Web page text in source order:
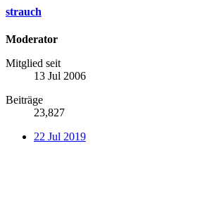
strauch
Moderator
Mitglied seit
13 Jul 2006
Beiträge
23,827
22 Jul 2019